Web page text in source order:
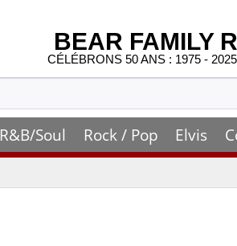
BEAR FAMILY
CÉLÉBRONS 50 ANS : 1975 -
R&B/Soul Rock / Pop Elvis